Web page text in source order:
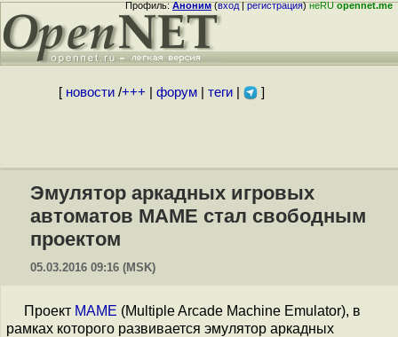
Профиль:Аноним(вход|регистрация)неRUopennet.me
[ новости/+++ форум| теги| ]
Эмулятор аркадных игровых
автоматов MAME стал свободным
проектом
05.03.2016 09:16 (MSK)
Проект MAME (Multiple Arcade Machine Emulator), в
рамках которого развивается эмулятор аркадных